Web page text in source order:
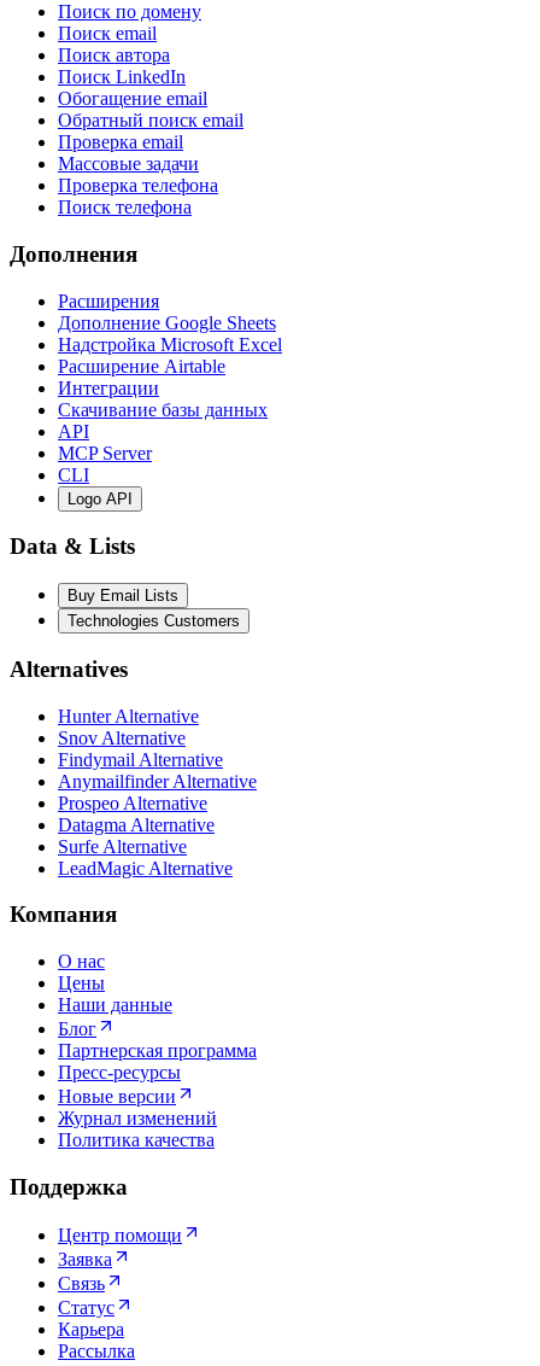
Поиск по домену
Поиск email
Поиск автора
Поиск LinkedIn
Обогащение email
Обратный поиск email
Проверка email
Массовые задачи
Проверка телефона
Поиск телефона
Дополнения
Расширения
Дополнение Google Sheets
Надстройка Microsoft Excel
Расширение Airtable
Интеграции
Скачивание базы данных
API
MCP Server
CLI
Logo API
Data & Lists
Buy Email Lists
Technologies Customers
Alternatives
Hunter Alternative
Snov Alternative
Findymail Alternative
Anymailfinder Alternative
Prospeo Alternative
Datagma Alternative
Surfe Alternative
LeadMagic Alternative
Компания
О нас
Цены
Наши данные
Блог
Партнерская программа
Пресс-ресурсы
Новые версии
Журнал изменений
Политика качества
Поддержка
Центр помощи
Заявка
Связь
Статус
Карьера
Рассылка